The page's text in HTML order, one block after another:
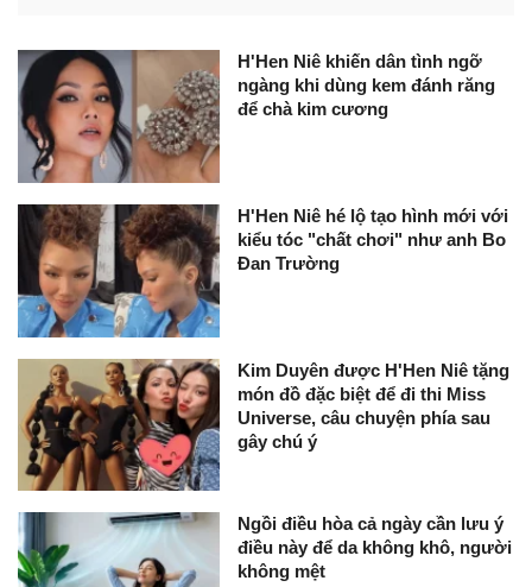
H'Hen Niê khiến dân tình ngỡ
ngàng khi dùng kem đánh răng
để chà kim cương
H'Hen Niê hé lộ tạo hình mới với
kiểu tóc "chất chơi" như anh Bo
Đan Trường
Kim Duyên được H'Hen Niê tặng
món đồ đặc biệt để đi thi Miss
Universe, câu chuyện phía sau
gây chú ý
Ngồi điều hòa cả ngày cần lưu ý
điều này để da không khô, người
không mệt